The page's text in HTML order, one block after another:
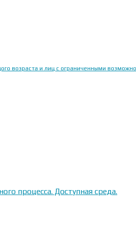
возраста и лиц с ограниченными
процесса. Доступная среда.